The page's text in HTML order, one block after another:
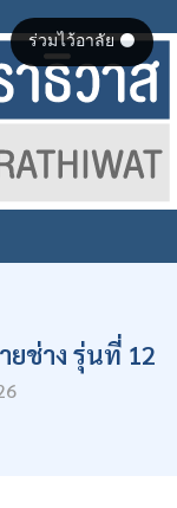
ยช่าง รุ่นที่ 12
ร่วมไว้อาลัย ⚫